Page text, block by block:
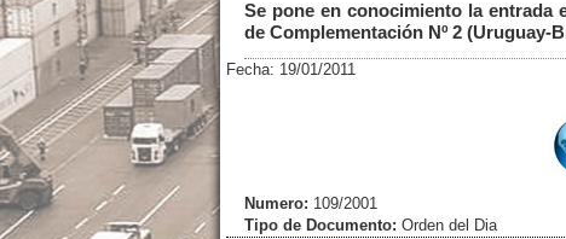
Se pone en conocimiento la entrada
de Complementación Nº 2
Fecha: 19/01/2011
Numero: 109/2001
Tipo de Documento: Orden del Dia